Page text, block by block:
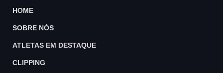
HOME
SOBRE NÓS
ATLETAS EM DESTAQUE
CLIPPING